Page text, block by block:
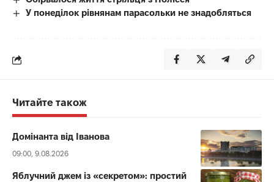
У понеділок рівнянам парасольки не знадобляться
Читайте також
Домінанта від Іванова
09:00, 9.08.2026
Яблучний джем із «секретом»: простий